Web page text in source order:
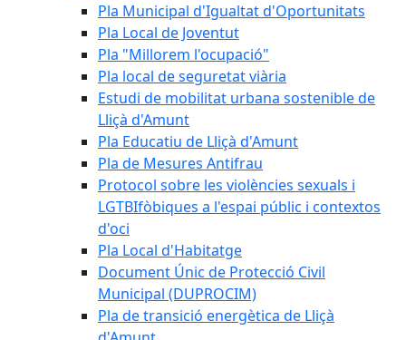
Pla Municipal d'Igualtat d'Oportunitats
Pla Local de Joventut
Pla "Millorem l'ocupació"
Pla local de seguretat viària
Estudi de mobilitat urbana sostenible de
Lliçà d'Amunt
Pla Educatiu de Lliçà d'Amunt
Pla de Mesures Antifrau
Protocol sobre les violències sexuals i
LGTBIfòbiques a l'espai públic i contextos
d'oci
Pla Local d'Habitatge
Document Únic de Protecció Civil
Municipal (DUPROCIM)
Pla de transició energètica de Lliçà